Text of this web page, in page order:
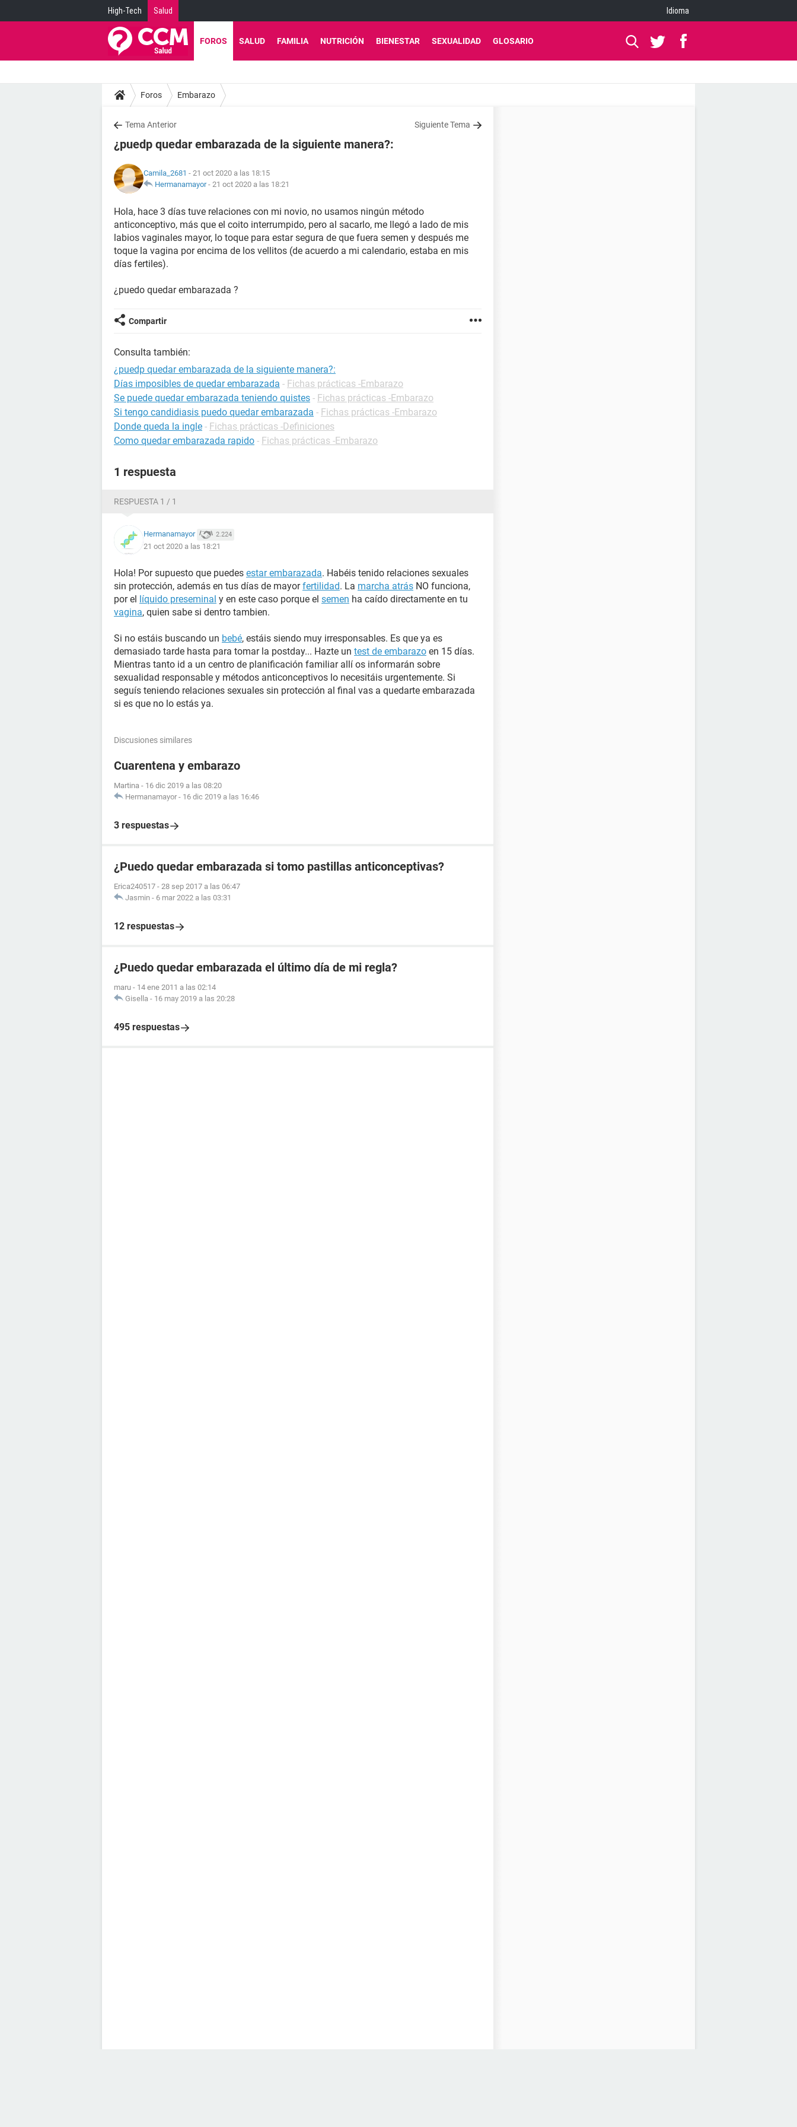
High-Tech Salud Idioma
FOROS SALUD FAMILIA NUTRICIÓN BIENESTAR SEXUALIDAD GLOSARIO
Foros Embarazo
Tema Anterior Siguiente Tema
¿puedp quedar embarazada de la siguiente manera?:
Camila_2681 - 21 oct 2020 a las 18:15
Hermanamayor- 21 oct 2020 a las 18:21
Hola, hace 3 días tuve relaciones con mi novio, no usamos ningún método
anticonceptivo, más que el coito interrumpido, pero al sacarlo, me llegó a lado de mis
labios vaginales mayor, lo toque para estar segura de que fuera semen y después me
toque la vagina por encima de los vellitos (de acuerdo a mi calendario, estaba en mis
días fertiles).
¿puedo quedar embarazada ?
Compartir
Consulta también:
¿puedp quedar embarazada de la siguiente manera?:
Días imposibles de quedar embarazada - Fichas prácticas -Embarazo
Se puede quedar embarazada teniendo quistes - Fichas prácticas -Embarazo
Si tengo candidiasis puedo quedar embarazada - Fichas prácticas -Embarazo
Donde queda la ingle - Fichas prácticas -Definiciones
Como quedar embarazada rapido - Fichas prácticas -Embarazo
1 respuesta
RESPUESTA 1 / 1
Hermanamayor 2.224
21 oct 2020 a las 18:21
Hola! Por supuesto que puedes estar embarazada. Habéis tenido relaciones sexuales
sin protección, además en tus días de mayorfertilidad. La marcha atrás NO funciona,
por el líquido preseminal y en este caso porque el semen ha caído directamente en tu
vagina, quien sabe si dentro tambien.
Si no estáis buscando un bebé, estáis siendo muy irresponsables. Es que ya es
demasiado tarde hasta para tomar la postday... Hazte un test de embarazo en 15 días.
Mientras tanto id a un centro de planificación familiar allí os informarán sobre
sexualidad responsable y métodos anticonceptivos lo necesitáis urgentemente. Si
seguís teniendo relaciones sexuales sin protección al final vas a quedarte embarazada
si es que no lo estás ya.
Discusiones similares
Cuarentena y embarazo
Martina - 16 dic 2019 a las 08:20
Hermanamayor - 16 dic 2019 a las 16:46
3 respuestas
¿Puedo quedar embarazada si tomo pastillas anticonceptivas?
Erica240517 - 28 sep 2017 a las 06:47
Jasmin - 6 mar 2022 a las 03:31
12 respuestas
¿Puedo quedar embarazada el último día de mi regla?
maru - 14 ene 2011 a las 02:14
Gisella - 16 may 2019 a las 20:28
495 respuestas